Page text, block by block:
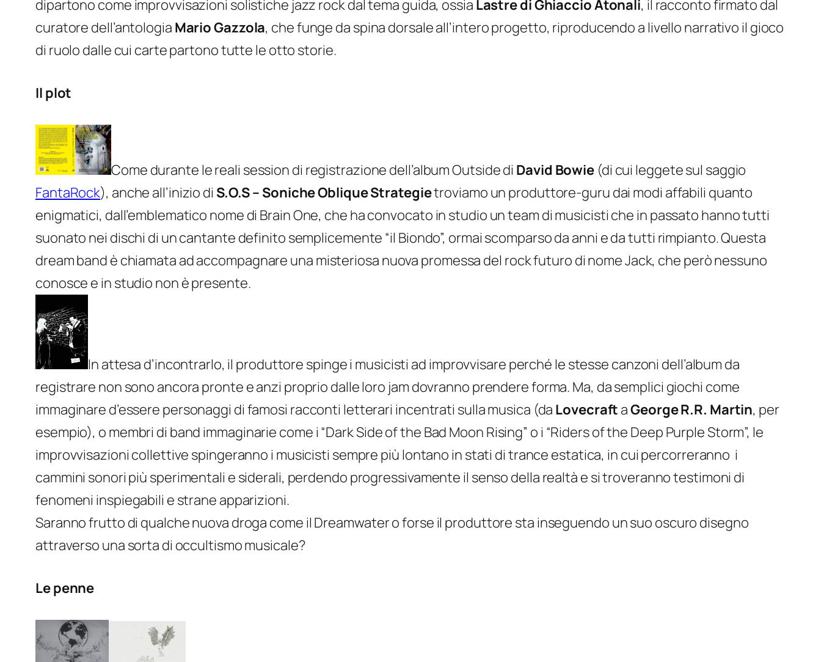
dipartono come improvvisazioni solistiche jazz rock dal tema guida, ossia Lastre di Ghiaccio Atonali, il racconto firmato dal
curatore dell’antologia Mario Gazzola, che funge da spina dorsale all’intero progetto, riproducendo a livello narrativo il gioco
di ruolo dalle cui carte partono tutte le otto storie.
Il plot
Come durante le reali session di registrazione dell’albumOutsidedi David Bowie (di cui leggete sul saggio
FantaRock), anche all’inizio di S.O.S – Soniche Oblique Strategietroviamo un produttore-guru dai modi affabili quanto
enigmatici, dall’emblematico nome di Brain One, che ha convocato in studio un team di musicisti che in passato hanno tutti
suonato nei dischi di un cantante definito semplicemente “il Biondo”, ormai scomparso da anni e da tutti rimpianto. Questa
dream band è chiamata ad accompagnare una misteriosa nuova promessa del rock futuro di nome Jack, che però nessuno
conosce e in studio non è presente.
In attesa d’incontrarlo, il produttore spinge i musicisti ad improvvisare perché le stesse canzoni dell’album da
registrare non sono ancora pronte e anzi proprio dalle loro jam dovranno prendere forma. Ma, da semplici giochi come
immaginare d’essere personaggi di famosi racconti letterari incentrati sulla musica (da Lovecraft aGeorge R.R. Martin, per
esempio), o membri di band immaginarie come i “Dark Side of the Bad Moon Rising” o i “Riders of the Deep Purple Storm”, le
improvvisazioni collettive spingeranno i musicisti sempre più lontano in stati di trance estatica, in cui percorreranno i
cammini sonori più sperimentali e siderali, perdendo progressivamente il senso della realtà e si troveranno testimoni di
fenomeni inspiegabili e strane apparizioni.
Saranno frutto di qualche nuova droga come il Dreamwatero forse il produttore sta inseguendo un suo oscuro disegno
attraverso una sorta di occultismo musicale?
Le penne